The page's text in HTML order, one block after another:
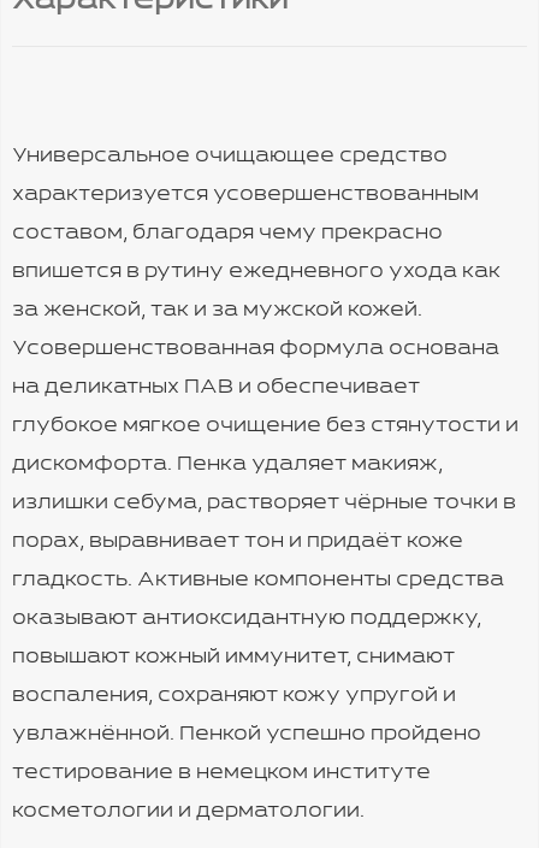
Универсальное очищающее средство
характеризуется усовершенствованным
составом, благодаря чему прекрасно
впишется в рутину ежедневного ухода как
за женской, так и за мужской кожей.
Усовершенствованная формула основана
на деликатных ПАВ и обеспечивает
глубокое мягкое очищение без стянутости и
дискомфорта. Пенка удаляет макияж,
излишки себума, растворяет чёрные точки в
порах, выравнивает тон и придаёт коже
гладкость. Активные компоненты средства
оказывают антиоксидантную поддержку,
повышают кожный иммунитет, снимают
воспаления, сохраняют кожу упругой и
увлажнённой. Пенкой успешно пройдено
тестирование в немецком институте
косметологии и дерматологии.